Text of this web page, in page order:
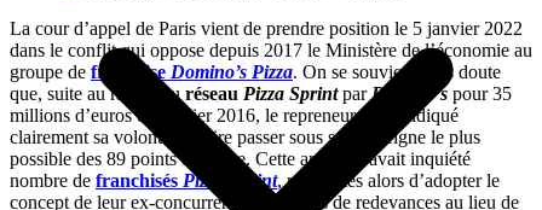
La cour d’appel de Paris vient de prendre position le 5 janvier 2022
dans le conflit qui oppose depuis 2017 le Ministère de l’économie au
groupe de franchise Domino’s Pizza. On se souvient sans doute
que, suite au rachat duréseau Pizza SprintparDomino’s pour 35
millions d’euros en janvier 2016, le repreneur avait indiqué
clairement sa volonté de faire passer sous son enseigne le plus
possible des 89 points de vente. Cette annonce avait inquiété
nombre de franchisés Pizza Sprint, peu tentés alors d’adopter le
concept de leur ex-concurrent, ses 12,5 % de redevances au lieu de